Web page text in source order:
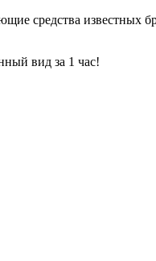
средства известных
вид за 1 час!